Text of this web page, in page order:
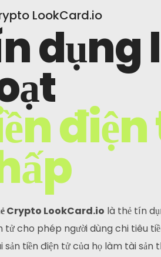
LookCard.io
dụng
Crypto LookCard.io là thẻ tín
tử cho phép người dùng chi tiêu
sản tiền điện tử của họ làm tài sản